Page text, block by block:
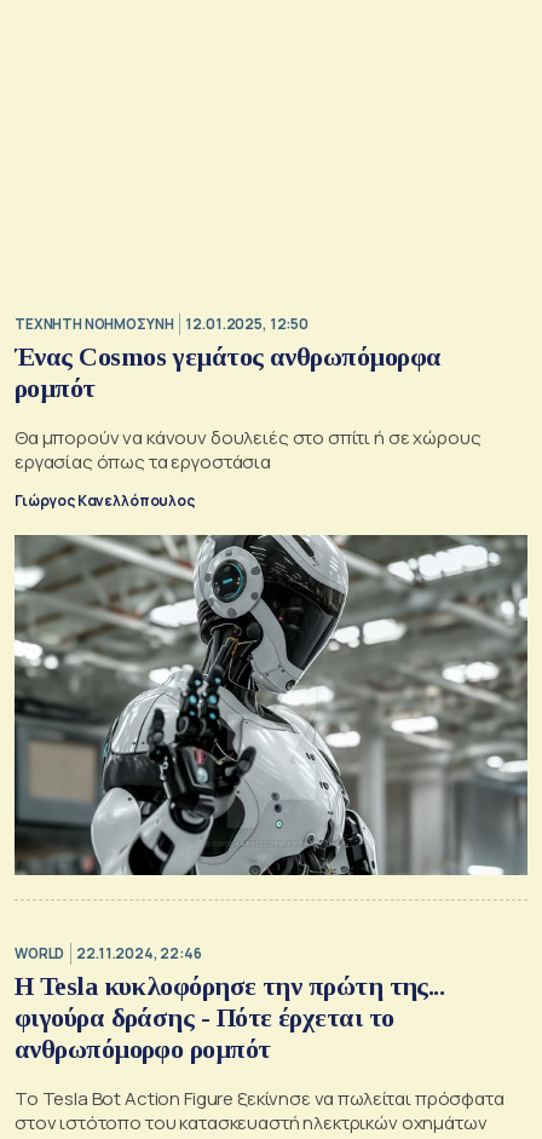
TΕΧΝΗΤΗ ΝΟΗΜΟΣΥΝΗ 12.01.2025, 12:50
Ένας Cosmos γεμάτος ανθρωπόμορφα
ρομπότ
Θα μπορούν να κάνουν δουλειές στο σπίτι ή σε χώρους
εργασίας όπως τα εργοστάσια
Γιώργος Κανελλόπουλος
WORLD 22.11.2024, 22:46
Η Tesla κυκλοφόρησε την πρώτη της...
φιγούρα δράσης - Πότε έρχεται το
ανθρωπόμορφο ρομπότ
Το Tesla Bot Action Figure ξεκίνησε να πωλείται πρόσφατα
στον ιστότοπο του κατασκευαστή ηλεκτρικών οχημάτων